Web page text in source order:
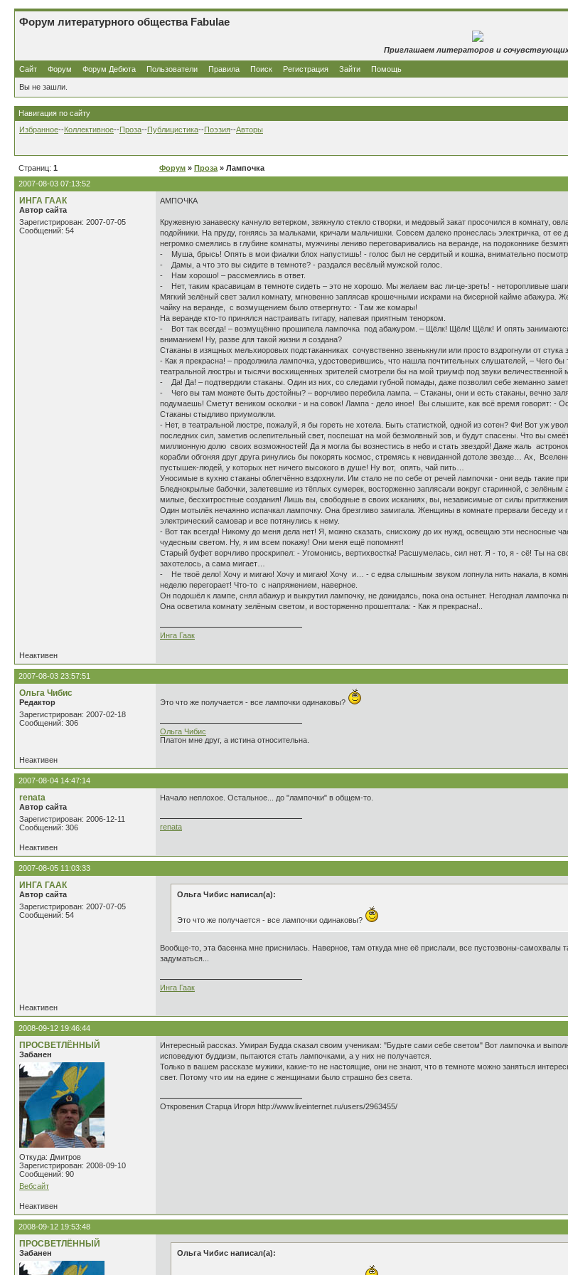
Форум литературного общества Fabulae
Приглашаем литераторов и
Сайт Форум Форум Дебюта Пользователи Правила Поиск Регистрация Зайти Помощь
Вы не зашли.
Навигация по сайту
Избранное--Коллективное--Проза--Публицистика--Поэзия--Авторы
Страниц: 1 Форум » Проза » Лампочка
2007-08-03 07:13:52
ИНГА ГААК
Автор сайта
Зарегистрирован: 2007-07-05
Сообщений: 54
АМПОЧКА
Кружевную занавеску качнуло ветерком, звякнуло стекло створки, и медовый закат просочился в комнату,
подойники. На пруду, гоняясь за мальками, кричали мальчишки. Совсем далеко пронеслась электричка, от
негромко смеялись в глубине комнаты, мужчины лениво переговаривались на веранде, на подоконнике
- Муша, брысь! Опять в мои фиалки блох напустишь! - голос был не сердитый и кошка, внимательно
- Дамы, а что это вы сидите в темноте? - раздался весёлый мужской голос.
- Нам хорошо! – рассмеялись в ответ.
- Нет, таким красавицам в темноте сидеть – это не хорошо. Мы желаем вас ли-це-зреть! - неторопливые
Мягкий зелёный свет залил комнату, мгновенно заплясав крошечными искрами на бисерной кайме
чайку на веранде, с возмущением было отвергнуто: - Там же комары!
На веранде кто-то принялся настраивать гитару, напевая приятным тенорком.
- Вот так всегда! – возмущённо прошипела лампочка под абажуром. – Щёлк! Щёлк! Щёлк! И опять
вниманием! Ну, разве для такой жизни я создана?
Стаканы в изящных мельхиоровых подстаканниках сочувственно звенькнули или просто вздрогнули от стука
- Как я прекрасна! – продолжила лампочка, удостоверившись, что нашла почтительных слушателей, – Чего
театральной люстры и тысячи восхищенных зрителей смотрели бы на мой триумф под звуки величественной
- Да! Да! – подтвердили стаканы. Один из них, со следами губной помады, даже позволил себе жеманно
- Чего вы там можете быть достойны? – ворчливо перебила лампа. – Стаканы, они и есть стаканы, вечно
подумаешь! Сметут веником осколки - и на совок! Лампа - дело иное! Вы слышите, как всё время говорят: -
Стаканы стыдливо приумолкли.
- Нет, в театральной люстре, пожалуй, я бы гореть не хотела. Быть статисткой, одной из сотен? Фи! Вот уж
последних сил, заметив ослепительный свет, поспешат на мой безмолвный зов, и будут спасены. Что вы
миллионную долю своих возможностей! Да я могла бы вознестись в небо и стать звездой! Даже жаль
корабли обгоняя друг друга ринулись бы покорять космос, стремясь к невиданной дотоле звезде… Ах,
пустышек-людей, у которых нет ничего высокого в душе! Ну вот, опять, чай пить…
Уносимые в кухню стаканы облегчённо вздохнули. Им стало не по себе от речей лампочки - они ведь такие
Бледнокрылые бабочки, залетевшие из тёплых сумерек, восторженно заплясали вокруг старинной, с
милые, бесхитростные создания! Лишь вы, свободные в своих исканиях, вы, независимые от силы
Один мотылёк нечаянно испачкал лампочку. Она брезгливо замигала. Женщины в комнате прервали беседу
электрический самовар и все потянулись к нему.
- Вот так всегда! Никому до меня дела нет! Я, можно сказать, снисхожу до их нужд, освещаю эти несносные
чудесным светом. Ну, я им всем покажу! Они меня ещё попомнят!
Старый буфет ворчливо проскрипел: - Угомонись, вертихвостка! Расшумелась, сил нет. Я - то, я - сё! Ты на
захотелось, а сама мигает…
- Не твоё дело! Хочу и мигаю! Хочу и мигаю! Хочу и… - с едва слышным звуком лопнула нить накала, в
неделю перегорает! Что-то с напряжением, наверное.
Он подошёл к лампе, снял абажур и выкрутил лампочку, не дожидаясь, пока она остынет. Негодная лампочка
Она осветила комнату зелёным светом, и восторженно прошептала: - Как я прекрасна!..
Инга Гаак
Неактивен
2007-08-03 23:57:51
Ольга Чибис
Редактор
Зарегистрирован: 2007-02-18
Сообщений: 306
Это что же получается - все лампочки одинаковы?
Ольга Чибис
Платон мне друг, а истина относительна.
Неактивен
2007-08-04 14:47:14
renata
Автор сайта
Зарегистрирован: 2006-12-11
Сообщений: 306
Начало неплохое. Остальное... до "лампочки" в общем-то.
renata
Неактивен
2007-08-05 11:03:33
ИНГА ГААК
Автор сайта
Зарегистрирован: 2007-07-05
Сообщений: 54
Ольга Чибис написал(а):
Это что же получается - все лампочки одинаковы?
Вообще-то, эта басенка мне приснилась. Наверное, там откуда мне её прислали, все пустозвоны-
задуматься...
Инга Гаак
Неактивен
2008-09-12 19:46:44
ПРОСВЕТЛЁННЫЙ
Забанен
Откуда: Дмитров
Зарегистрирован: 2008-09-10
Сообщений: 90
Вебсайт
Интересный рассказ. Умирая Будда сказал своим ученикам: "Будьте сами себе светом" Вот лампочка и
исповедуют буддизм, пытаются стать лампочками, а у них не получается.
Только в вашем рассказе мужики, какие-то не настоящие, они не знают, что в темноте можно заняться
свет. Потому что им на едине с женщинами было страшно без света.
Откровения Старца Игоря http://www.liveinternet.ru/users/2963455/
Неактивен
2008-09-12 19:53:48
ПРОСВЕТЛЁННЫЙ
Забанен Ольга Чибис написал(а):